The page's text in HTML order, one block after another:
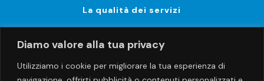
Diamo valore alla tua privacy
Utilizziamo i cookie per migliorare la tua esperienza di
La qualità dei servizi
Privacy e Sicurezza
Procedura reclami